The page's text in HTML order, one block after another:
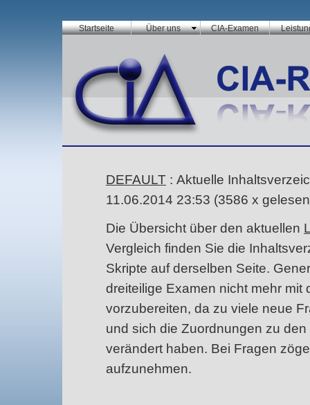
Startseite Über uns CIA-Examen
DEFAULT : Aktuelle
11.06.2014 23:53 (3586 x gelesen
Die Übersicht über den aktuellen
Vergleich finden Sie die
Skripte auf derselben Seite.
dreiteilige Examen nicht mehr mit
vorzubereiten, da zu viele neue
und sich die Zuordnungen zu
verändert haben. Bei Fragen
aufzunehmen.